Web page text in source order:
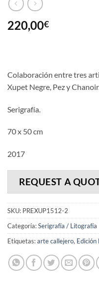
220,00€
Colaboración entre tres
Xupet Negre, Pez y Chanoir.
Serigrafía.
70 x 50 cm
2017
REQUEST A
SKU: PREXUP1512-2
Categoría:Serigrafía / Litografía
Etiquetas:arte callejero, Edición